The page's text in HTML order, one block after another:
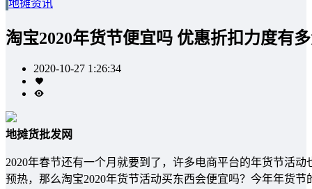
地摊资讯
淘宝2020年货节便宜吗 优惠折扣力度有
2020-10-27 1:26:34
地摊货批发网
2020年春节还有一个月就要到了，许多电商平台的年货节活
预热，那么淘宝2020年货节活动买东西会便宜吗？今年年货